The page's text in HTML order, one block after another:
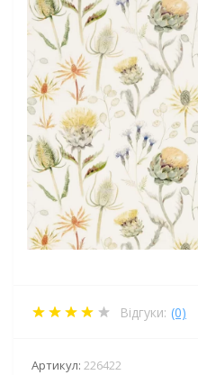
Відгуки: (0)
Артикул: 226422